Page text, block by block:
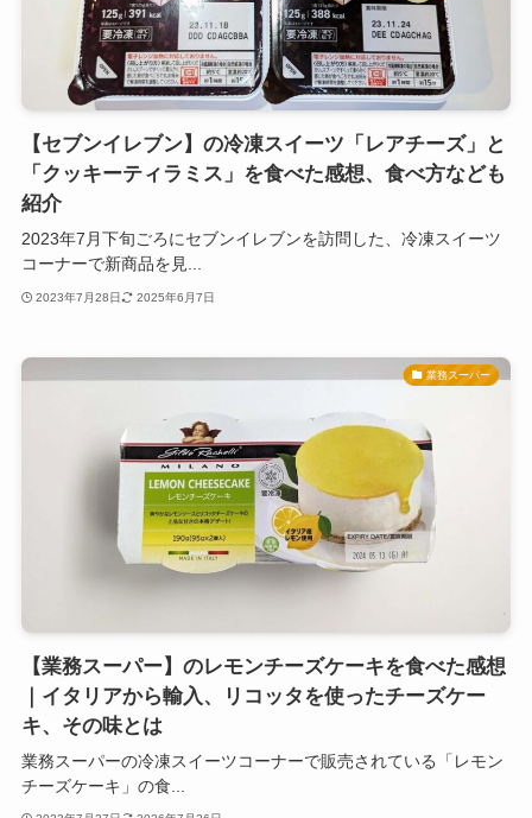
【セブンイレブン】の冷凍スイーツ「レアチーズ」と
「クッキーティラミス」を食べた感想、食べ方なども
紹介
2023年7月下旬ごろにセブンイレブンを訪問した、冷凍スイーツ
コーナーで新商品を見...
2023年7月28日 2025年6月7日
業務スーパー
【業務スーパー】のレモンチーズケーキを食べた感想
｜イタリアから輸入、リコッタを使ったチーズケー
キ、その味とは
業務スーパーの冷凍スイーツコーナーで販売されている「レモン
チーズケーキ」の食...